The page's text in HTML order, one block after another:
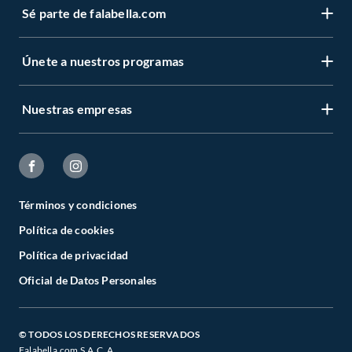
Sé parte de falabella.com
Únete a nuestros programas
Nuestras empresas
Términos y condiciones
Política de cookies
Política de privacidad
Oficial de Datos Personales
© TODOS LOS DERECHOS RESERVADOS